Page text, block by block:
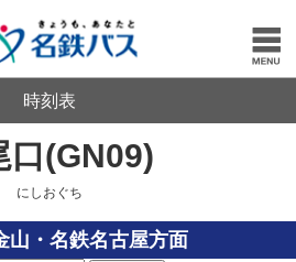
時刻表
口(GN09)
にしおぐち
山・名鉄名古屋方面